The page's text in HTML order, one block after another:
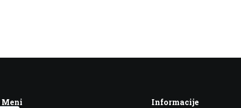
Meni
Informacije